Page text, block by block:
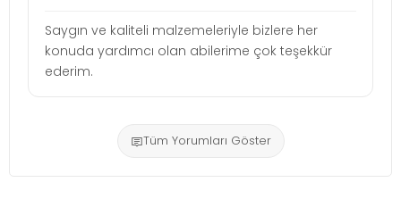
Saygın ve kaliteli malzemeleriyle bizlere her
konuda yardımcı olan abilerime çok teşekkür
ederim.
Tüm Yorumları Göster